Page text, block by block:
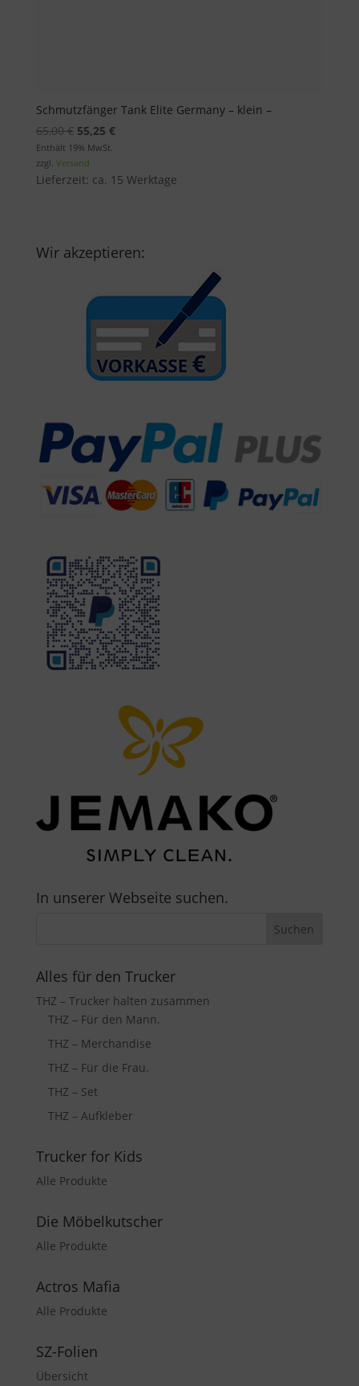
Schmutzfänger Tank Elite Germany – klein –
65,00€ Ursprünglicher
Preis
war:
65,00 €
55,25 €Aktueller
55,25 €.
Enthält 19% MwSt.
zzgl. Versand
Lieferzeit: ca. 15 Werktage
Wir akzeptieren:
In unserer Webseite suchen.
Alles für den Trucker
THZ – Trucker halten zusammen
THZ – Für den Mann.
THZ – Merchandise
THZ – Für die Frau.
THZ – Set
THZ – Aufkleber
Trucker for Kids
Alle Produkte
Die Möbelkutscher
Alle Produkte
Actros Mafia
Alle Produkte
SZ-Folien
Übersicht